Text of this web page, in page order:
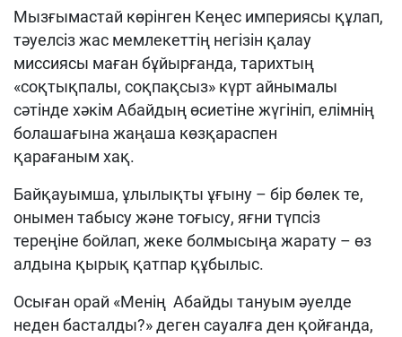
Мызғымастай көрінген Кеңес империясы құлап,
тәуелсіз жас мемлекеттің негізін қалау
миссиясы маған бұйырғанда, тарихтың
«соқтықпалы, соқпақсыз» күрт айнымалы
сәтінде хәкім Абайдың өсиетіне жүгініп, елімнің
болашағына жаңаша көзқараспен
қарағаным хақ.
Байқауымша, ұлылықты ұғыну – бір бөлек те,
онымен табысу және тоғысу, яғни түпсіз
тереңіне бойлап, жеке болмысыңа жарату – өз
алдына қырық қатпар құбылыс.
Осыған орай «Менің Абайды тануым әуелде
неден басталды?» деген сауалға ден қойғанда,